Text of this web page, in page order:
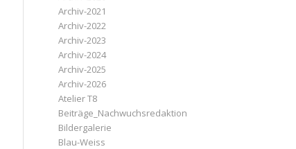
Archiv-2021
Archiv-2022
Archiv-2023
Archiv-2024
Archiv-2025
Archiv-2026
Atelier T8
Beiträge_Nachwuchsredaktion
Bildergalerie
Blau-Weiss